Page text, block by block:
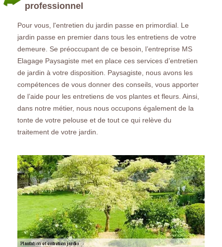
professionnel
Pour vous, l'entretien du jardin passe en primordial. Le
jardin passe en premier dans tous les entretiens de votre
demeure. Se préoccupant de ce besoin, l’entreprise MS
Elagage Paysagiste met en place ces services d’entretien
de jardin à votre disposition. Paysagiste, nous avons les
compétences de vous donner des conseils, vous apporter
de l’aide pour les entretiens de vos plantes et fleurs. Ainsi,
dans notre métier, nous nous occupons également de la
tonte de votre pelouse et de tout ce qui relève du
traitement de votre jardin.